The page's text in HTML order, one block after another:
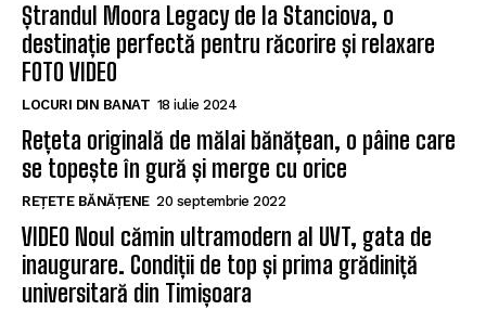
Ștrandul Moora Legacy de la Stanciova, o
destinație perfectă pentru răcorire și relaxare
FOTO VIDEO
LOCURI DIN BANAT 18 iulie 2024
Rețeta originală de mălai bănățean, o pâine care
se topește în gură și merge cu orice
REȚETE BĂNĂȚENE 20 septembrie 2022
VIDEO Noul cămin ultramodern al UVT, gata de
inaugurare. Condiții de top și prima grădiniță
universitară din Timișoara